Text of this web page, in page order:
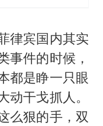
律宾国内其实
事件的时候，
都是睁一只眼
干戈抓人。
么狠的手，双